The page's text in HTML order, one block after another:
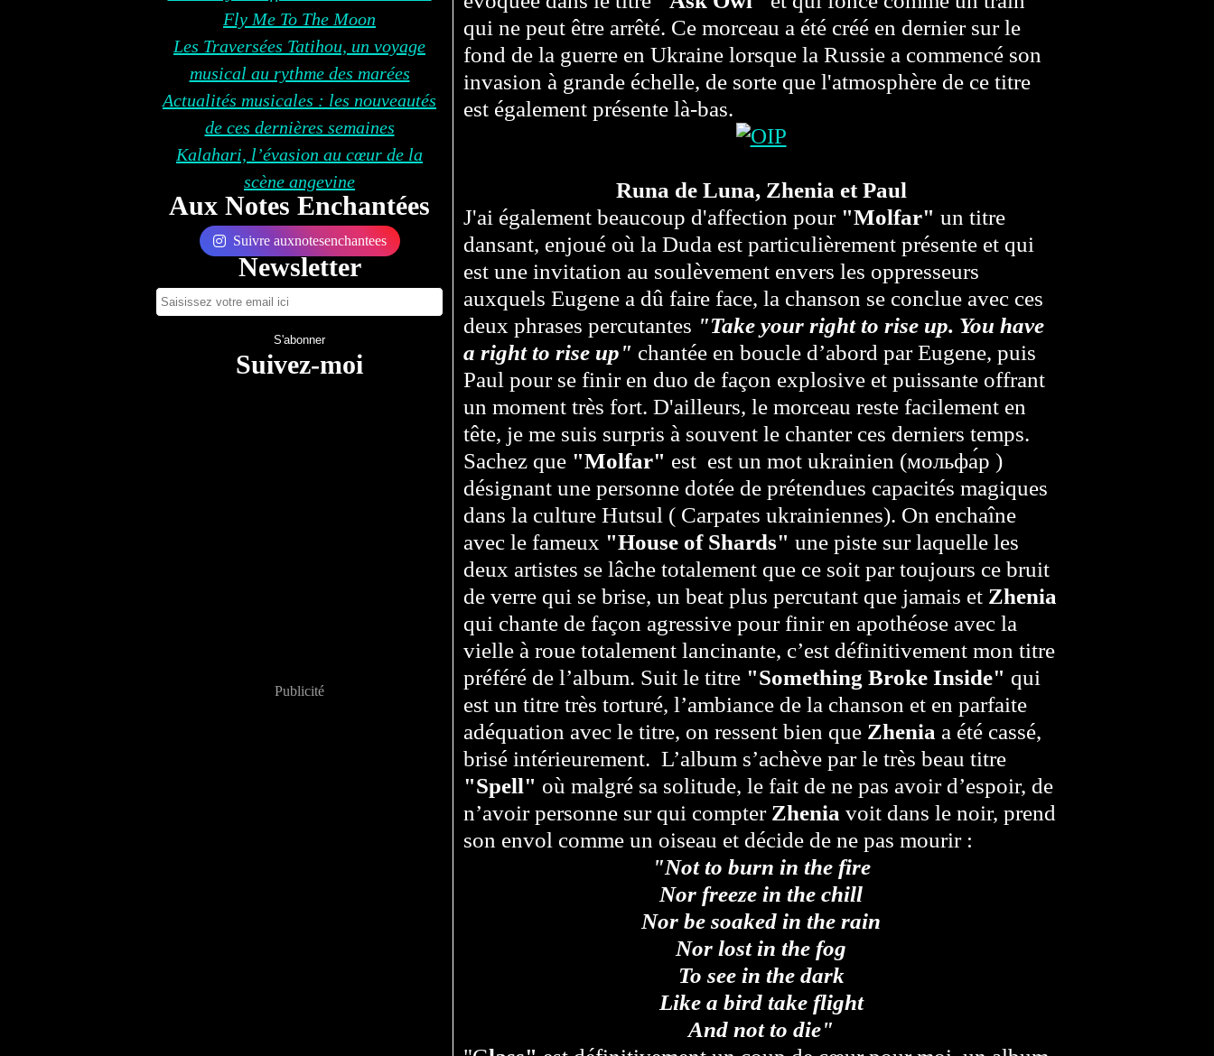
Fly Me To The Moon
Les Traversées Tatihou, un voyage
musical au rythme des marées
Actualités musicales : les nouveautés
de ces dernières semaines
Kalahari, l’évasion au cœur de la
scène angevine
Aux Notes Enchantées
Suivre auxnotesenchantees
Newsletter
Suivez-moi
Publicité
qui ne peut être arrêté. Ce morceau a été créé en dernier sur le
fond de la guerre en Ukraine lorsque la Russie a commencé son
invasion à grande échelle, de sorte que l'atmosphère de ce titre
est également présente là-bas.
Runa de Luna, Zhenia et Paul
J'ai également beaucoup d'affection pour "Molfar" un titre
dansant, enjoué où la Duda est particulièrement présente et qui
est une invitation au soulèvement envers les oppresseurs
auxquels Eugene a dû faire face, la chanson se conclue avec ces
deux phrases percutantes "Take your right to rise up. You have
a right to rise up" chantée en boucle d’abord par Eugene, puis
Paul pour se finir en duo de façon explosive et puissante offrant
un moment très fort. D'ailleurs, le morceau reste facilement en
tête, je me suis surpris à souvent le chanter ces derniers temps.
Sachez que "Molfar" est est un mot ukrainien (мольфа́р )
désignant une personne dotée de prétendues capacités magiques
dans la culture Hutsul ( Carpates ukrainiennes). On enchaîne
avec le fameux "House of Shards" une piste sur laquelle les
deux artistes se lâche totalement que ce soit par toujours ce bruit
de verre qui se brise, un beat plus percutant que jamais et Zhenia
qui chante de façon agressive pour finir en apothéose avec la
vielle à roue totalement lancinante, c’est définitivement mon titre
préféré de l’album. Suit le titre "Something Broke Inside" qui
est un titre très torturé, l’ambiance de la chanson et en parfaite
adéquation avec le titre, on ressent bien que Zhenia a été cassé,
brisé intérieurement. L’album s’achève par le très beau titre
"Spell" où malgré sa solitude, le fait de ne pas avoir d’espoir, de
n’avoir personne sur qui compter Zhenia voit dans le noir, prend
son envol comme un oiseau et décide de ne pas mourir :
"Not to burn in the fire
Nor freeze in the chill
Nor be soaked in the rain
Nor lost in the fog
To see in the dark
Like a bird take flight
And not to die"